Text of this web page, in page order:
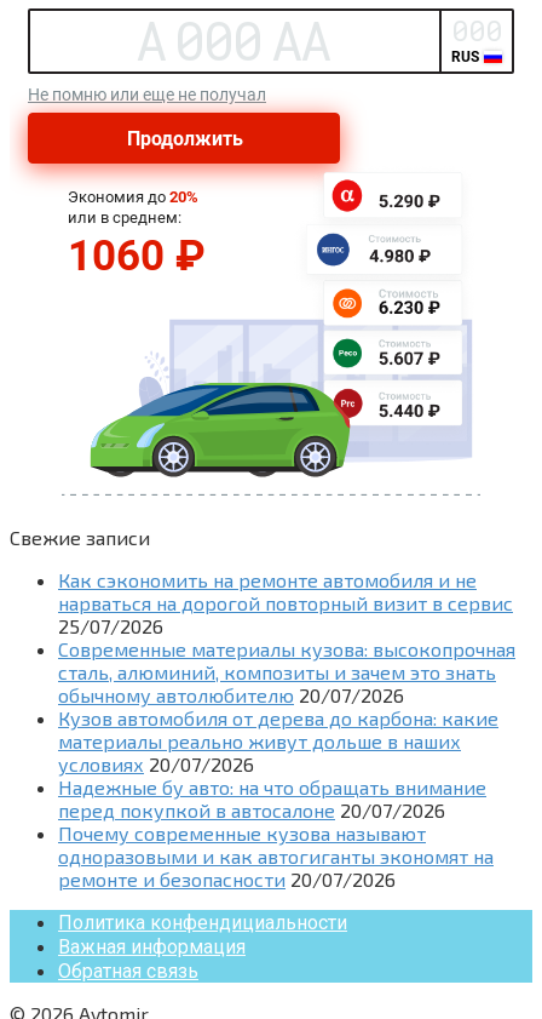
Свежие записи
Как сэкономить на ремонте автомобиля и не
нарваться на дорогой повторный визит в сервис
25/07/2026
Современные материалы кузова: высокопрочная
сталь, алюминий, композиты и зачем это знать
обычному автолюбителю 20/07/2026
Кузов автомобиля от дерева до карбона: какие
материалы реально живут дольше в наших
условиях 20/07/2026
Надежные бу авто: на что обращать внимание
перед покупкой в автосалоне 20/07/2026
Почему современные кузова называют
одноразовыми и как автогиганты экономят на
ремонте и безопасности 20/07/2026
Политика конфендициальности
Важная информация
Обратная связь
© 2026 Avtomir